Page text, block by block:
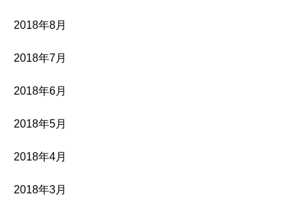
2018年8月
2018年7月
2018年6月
2018年5月
2018年4月
2018年3月